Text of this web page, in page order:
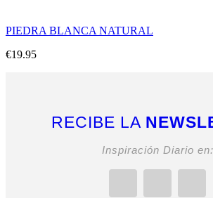
PIEDRA BLANCA NATURAL
€19.95
RECIBE LA
Inspiración Diario en: